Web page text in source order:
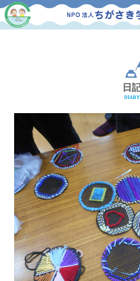
日
DIARY